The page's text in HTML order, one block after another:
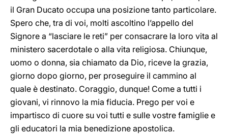
il Gran Ducato occupa una posizione tanto particolare.
Spero che, tra di voi, molti ascoltino l’appello del
Signore a “lasciare le reti” per consacrare la loro vita al
ministero sacerdotale o alla vita religiosa. Chiunque,
uomo o donna, sia chiamato da Dio, riceve la grazia,
giorno dopo giorno, per proseguire il cammino al
quale è destinato. Coraggio, dunque! Come a tutti i
giovani, vi rinnovo la mia fiducia. Prego per voi e
impartisco di cuore su voi tutti e sulle vostre famiglie e
gli educatori la mia benedizione apostolica.